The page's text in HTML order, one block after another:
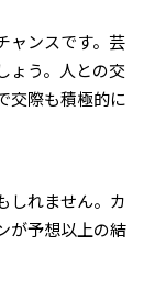
ャンスです。芸
ょう。人との交
交際も積極的に
しれません。カ
が予想以上の結